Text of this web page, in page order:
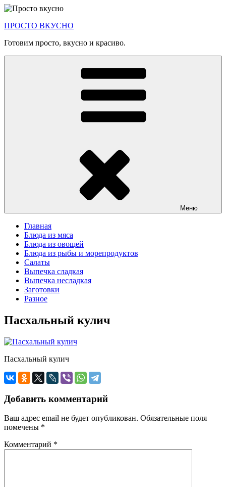
Перейти
содержимому
ПРОСТО ВКУСНО
Готовим просто, вкусно и красиво.
Меню
Главная
Блюда из мяса
Блюда из овощей
Блюда из рыбы и морепродуктов
Салаты
Выпечка сладкая
Выпечка несладкая
Заготовки
Разное
Пасхальный кулич
Пасхальный кулич
Добавить комментарий
Ваш адрес email не будет опубликован. Обязательные поля
помечены *
Комментарий *